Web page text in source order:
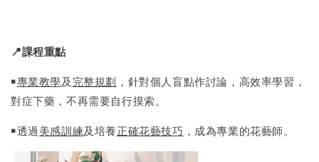
📍課程重點
￭專業教學及 完整規劃 ，針對個人盲點作討論，高效率學習，
對症下藥，不再需要自行摸索。
￭透過 美感訓練及培養正確花藝技巧 ，成為專業的花藝師。